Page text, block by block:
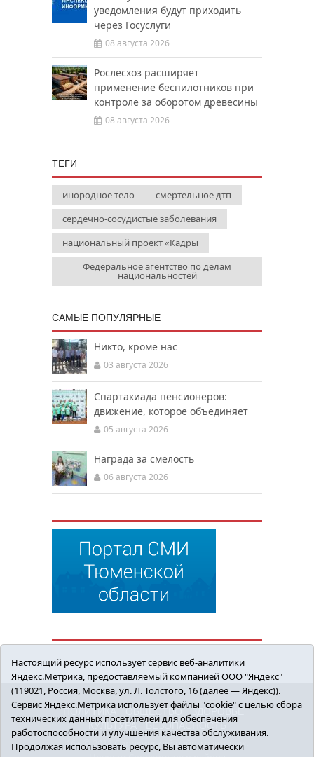
уведомления будут приходить
через Госуслуги
08 августа 2026
Рослесхоз расширяет
применение беспилотников при
контроле за оборотом древесины
08 августа 2026
ТЕГИ
инородное тело
смертельное дтп
сердечно-сосудистые заболевания
национальный проект «Кадры
Федеральное агентство по делам
национальностей
САМЫЕ ПОПУЛЯРНЫЕ
Никто, кроме нас
03 августа 2026
Спартакиада пенсионеров:
движение, которое объединяет
05 августа 2026
Награда за смелость
06 августа 2026
ПОЛИТИКА ОБЩЕСТВО
ЗДОРОВЬЕ
КУЛЬТУРА
БЕЗОПАСНОСТЬ
16+ © 2018 Сорокинский район в деталях.
Настоящий ресурс использует сервис веб-аналитики
Яндекс.Метрика, предоставляемый компанией ООО "Яндекс"
(119021, Россия, Москва, ул. Л. Толстого, 16 (далее — Яндекс)).
Сервис Яндекс.Метрика использует файлы "cookie" с целью сбора
технических данных посетителей для обеспечения
работоспособности и улучшения качества обслуживания.
Продолжая использовать ресурс, Вы автоматически